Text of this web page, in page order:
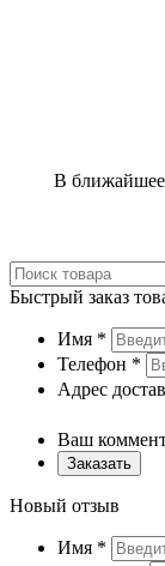
В ближайшее
Быстрый заказ
Имя *
Телефон *
Адрес
Ваш
Заказать
Новый отзыв
Имя *